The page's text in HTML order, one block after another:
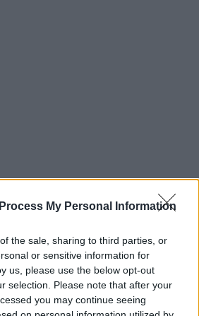
My Personal Information
the sale, sharing to third parties, or
or sensitive information for
us, please use the below opt-out
selection. Please note that after your
you may continue seeing